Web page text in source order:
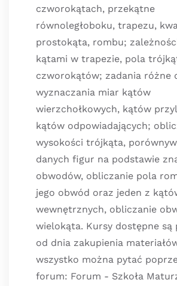
czworokątach, przekątne
równoległoboku, trapezu,
prostokąta, rombu;
kątami w trapezie, pola
czworokątów; zadania różne
wyznaczania miar kątów
wierzchołkowych, kątów
kątów odpowiadających;
wysokości trójkąta,
danych figur na podstawie
obwodów, obliczanie pola
jego obwód oraz jeden z
wewnętrznych, obliczanie
wielokąta. Kursy dostępne są
od dnia zakupienia
wszystko można pytać
forum: Forum - Szkoła